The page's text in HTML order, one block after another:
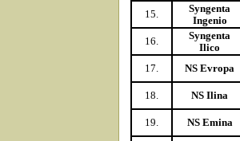
15.
Syngenta
Ingenio
16.
Syngenta
Ilico
17.
NS Evropa
18.
NS Ilina
19.
NS Emina